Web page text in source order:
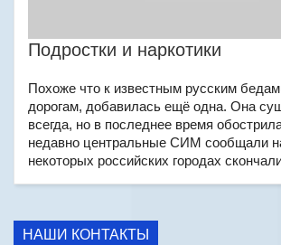
Подростки и наркотики
Похоже что к известным русским
дорогам, добавилась ещё одна. Она
всегда, но в последнее время
недавно центральные СИМ сообщали
некоторых российских городах
НАШИ КОНТАКТЫ